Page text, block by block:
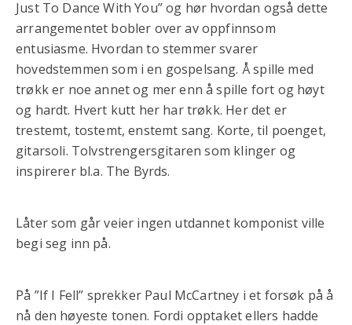
Just To Dance With You” og hør hvordan også dette
arrangementet bobler over av oppfinnsom
entusiasme. Hvordan to stemmer svarer
hovedstemmen som i en gospelsang. Å spille med
trøkk er noe annet og mer enn å spille fort og høyt
og hardt. Hvert kutt her har trøkk. Her det er
trestemt, tostemt, enstemt sang. Korte, til poenget,
gitarsoli. Tolvstrengersgitaren som klinger og
inspirerer bl.a. The Byrds.
Låter som går veier ingen utdannet komponist ville
begi seg inn på.
På ”If I Fell” sprekker Paul McCartney i et forsøk på å
nå den høyeste tonen. Fordi opptaket ellers hadde